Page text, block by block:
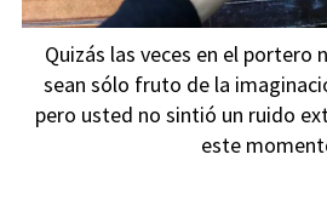
Quizás las veces en el
sean sólo fruto de la
pero usted no sintió un ruido
este